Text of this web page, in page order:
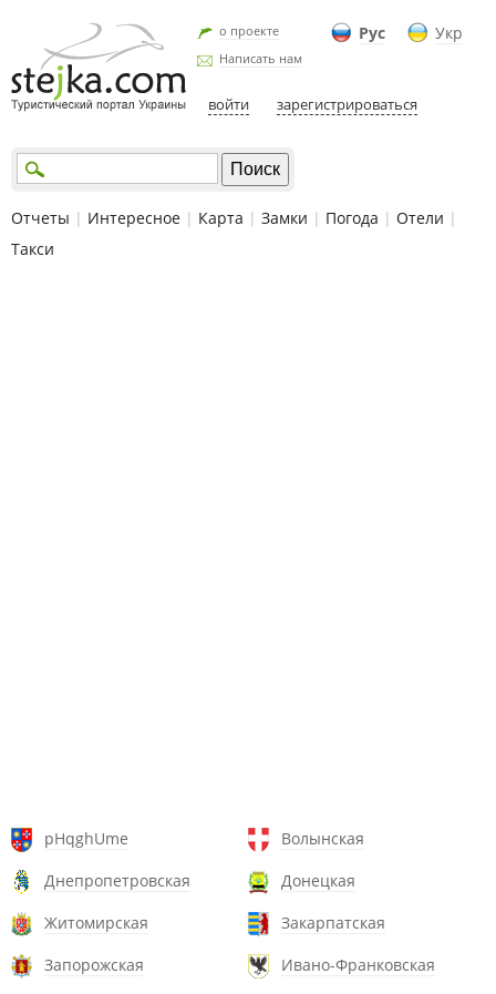
Рус Укр
о проекте
Написать нам
войти зарегистрироваться
Отчеты | Интересное | Карта | Замки | Погода | Отели |
Такси
pHqghUme
Волынская
Днепропетровская
Донецкая
Житомирская
Закарпатская
Запорожская
Ивано-Франковская